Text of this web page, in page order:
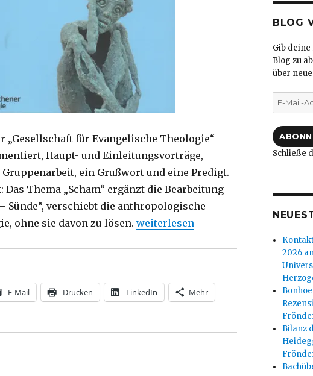
„Gesellschaft für Evangelische Theologie“
Haupt- und Einleitungsvorträge,
ein Grußwort und eine Predigt.
Thema „Scham“ ergänzt die Bearbeitung
Sünde“, verschiebt die anthropologische
ohne sie davon zu lösen. „Warum schämen, frei von Schuld?
weiterlesen
E-Mail Drucken LinkedIn Mehr
BLOG
Gib
Blog zu
über
E-
Mail-
Schließe
2026
Bilanz